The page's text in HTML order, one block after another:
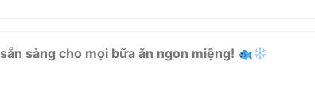
sàng cho mọi bữa ăn ngon miệng!